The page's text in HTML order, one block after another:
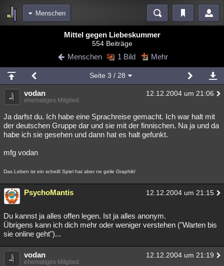
Menschen
Blogs Videos
Chat Wiki Neuigkeiten
meine Rubriken
Menschen Mystery Kriminalfälle
Spiritualität Verschwörungen Technologie Ufologie
Natur Umfragen Unterhaltung
weitere Rubriken
Astronomie Helpdesk Gruppen Gaming Filme
Musik
Übersichten
Besucht Teilgenommen
Lesenswert
Mittel gegen Liebeskummer
554 Beiträge
Menschen 1 Bild Mehr
Seite 3 / 28
vodan 12.12.2004 um 21:06
ehemaliges Mitglied
Ja darfst du. Ich habe eine Sprachreise gemacht. Ich war halt mit
der deutschen Gruppe dar und sie mit der finnischen. Na ja und da
habe ich sie gesehen und dann hat es halt gefunkt.
mfg vodan
Das Leben ist ein scheiß Spiel hat aber ne geile Graphik!
PsychoMantis 12.12.2004 um 21:15
Du kannst ja alles offen legen. Ist ja alles anonym.
Übrigens kann ich dich mehr oder weniger verstehen ("Warten bis
sie online geht")...
vodan 12.12.2004 um 21:19
ehemaliges Mitglied